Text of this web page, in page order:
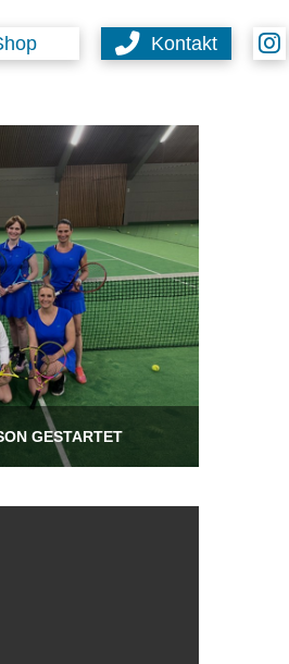
Kontakt
GESTARTET